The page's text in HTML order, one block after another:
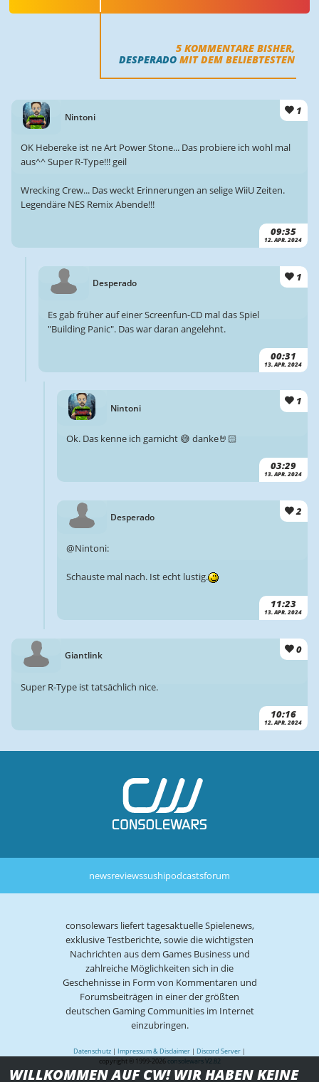
5 KOMMENTARE BISHER,
DESPERADO MIT DEM BELIEBTESTEN
Nintoni
1
09:35
12. APR. 2024
OK Hebereke ist ne Art Power Stone... Das probiere ich wohl mal
aus^^ Super R-Type!!! geil
Wrecking Crew... Das weckt Erinnerungen an selige WiiU Zeiten.
Legendäre NES Remix Abende!!!
Desperado 1
00:31
13. APR. 2024
Es gab früher auf einer Screenfun-CD mal das Spiel
"Building Panic". Das war daran angelehnt.
Nintoni
1
03:29
13. APR. 2024
Ok. Das kenne ich garnicht 😅 danke🤘🏻
Desperado 2
11:23
13. APR. 2024
@Nintoni:
Schauste mal nach. Ist echt lustig.
Giantlink 0
10:16
12. APR. 2024
Super R-Type ist tatsächlich nice.
newsreviewssushipodcastsforum
consolewars liefert tagesaktuelle Spielenews,
exklusive Testberichte, sowie die wichtigsten
Nachrichten aus dem Games Business und
zahlreiche Möglichkeiten sich in die
Geschehnisse in Form von Kommentaren und
Forumsbeiträgen in einer der größten
deutschen Gaming Communities im Internet
einzubringen.
Datenschutz | Impressum & Disclaimer | Discord Server |
copyright © 1999-2026 consolewars V2.82
WILLKOMMEN AUF CW! WIR HABEN KEINE